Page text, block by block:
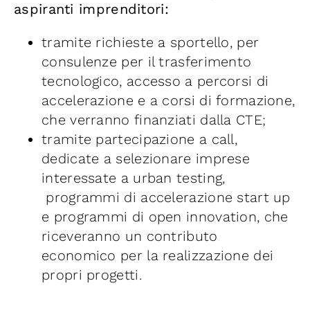
aspiranti imprenditori:
tramite richieste a sportello, per
consulenze per il trasferimento
tecnologico, accesso a percorsi di
accelerazione e a corsi di formazione,
che verranno finanziati dalla CTE;
tramite partecipazione a call,
dedicate a selezionare imprese
interessate a urban testing,
programmi di accelerazione start up
e programmi di open innovation, che
riceveranno un contributo
economico per la realizzazione dei
propri progetti.